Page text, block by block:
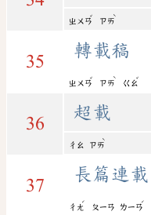
ㄓㄨㄢ
ˇ
ㄗㄞ
ˋ
35
轉載稿
ㄓㄨㄢ
ˇ
ㄗㄞ
ˋ
ㄍㄠ
ˇ
36
超載
ㄔㄠ ㄗㄞ
ˋ
37
長篇連載
ㄔㄤ
ˊ
ㄆㄧㄢ ㄌㄧㄢ
ˊ